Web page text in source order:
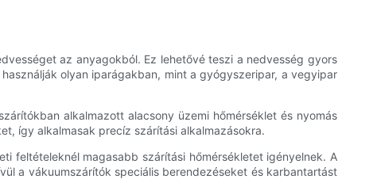
az anyagokból. Ez lehetővé teszi a nedvesség gyors
olyan iparágakban, mint a gyógyszeripar, a vegyipar
alkalmazott alacsony üzemi hőmérséklet és nyomás
így alkalmasak precíz szárítási alkalmazásokra.
feltételeknél magasabb szárítási hőmérsékletet igényelnek. A
a vákuumszárítók speciális berendezéseket és karbantartást